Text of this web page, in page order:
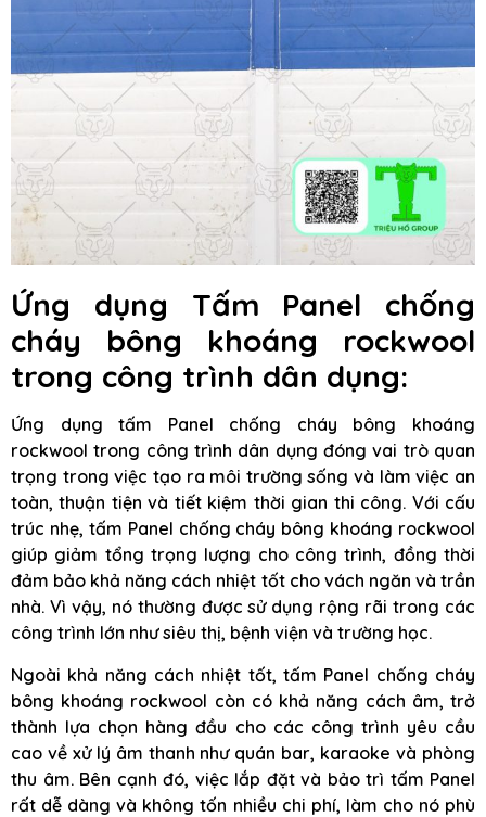
Ứng dụng Tấm Panel chống
cháy bông khoáng rockwool
trong công trình dân dụng:
Ứng dụng tấm Panel chống cháy bông khoáng
rockwool trong công trình dân dụng đóng vai trò quan
trọng trong việc tạo ra môi trường sống và làm việc an
toàn, thuận tiện và tiết kiệm thời gian thi công. Với cấu
trúc nhẹ, tấm Panel chống cháy bông khoáng rockwool
giúp giảm tổng trọng lượng cho công trình, đồng thời
đảm bảo khả năng cách nhiệt tốt cho vách ngăn và trần
nhà. Vì vậy, nó thường được sử dụng rộng rãi trong các
công trình lớn như siêu thị, bệnh viện và trường học.
Ngoài khả năng cách nhiệt tốt, tấm Panel chống cháy
bông khoáng rockwool còn có khả năng cách âm, trở
thành lựa chọn hàng đầu cho các công trình yêu cầu
cao về xử lý âm thanh như quán bar, karaoke và phòng
thu âm. Bên cạnh đó, việc lắp đặt và bảo trì tấm Panel
rất dễ dàng và không tốn nhiều chi phí, làm cho nó phù